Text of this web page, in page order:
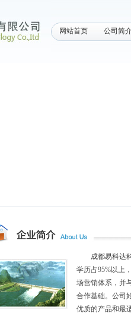
网站首页 公司简
成都易科达
学历占95%以上
场营销体系，并
合作基础。公司
优质的产品和最